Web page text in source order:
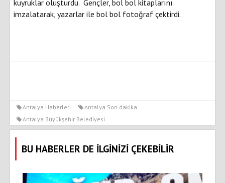
kuyruklar oluşturdu. Gençler, bol bol kitaplarını
imzalatarak, yazarlar ile bol bol fotoğraf çektirdi.
Antalya Haberleri
Antalya Son dakika
Antalya Büyükşehir Belediyesi
BU HABERLER DE İLGİNİZİ ÇEKEBİLİR